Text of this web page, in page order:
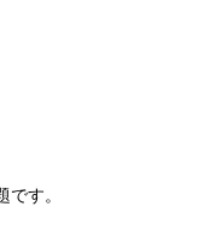
す。